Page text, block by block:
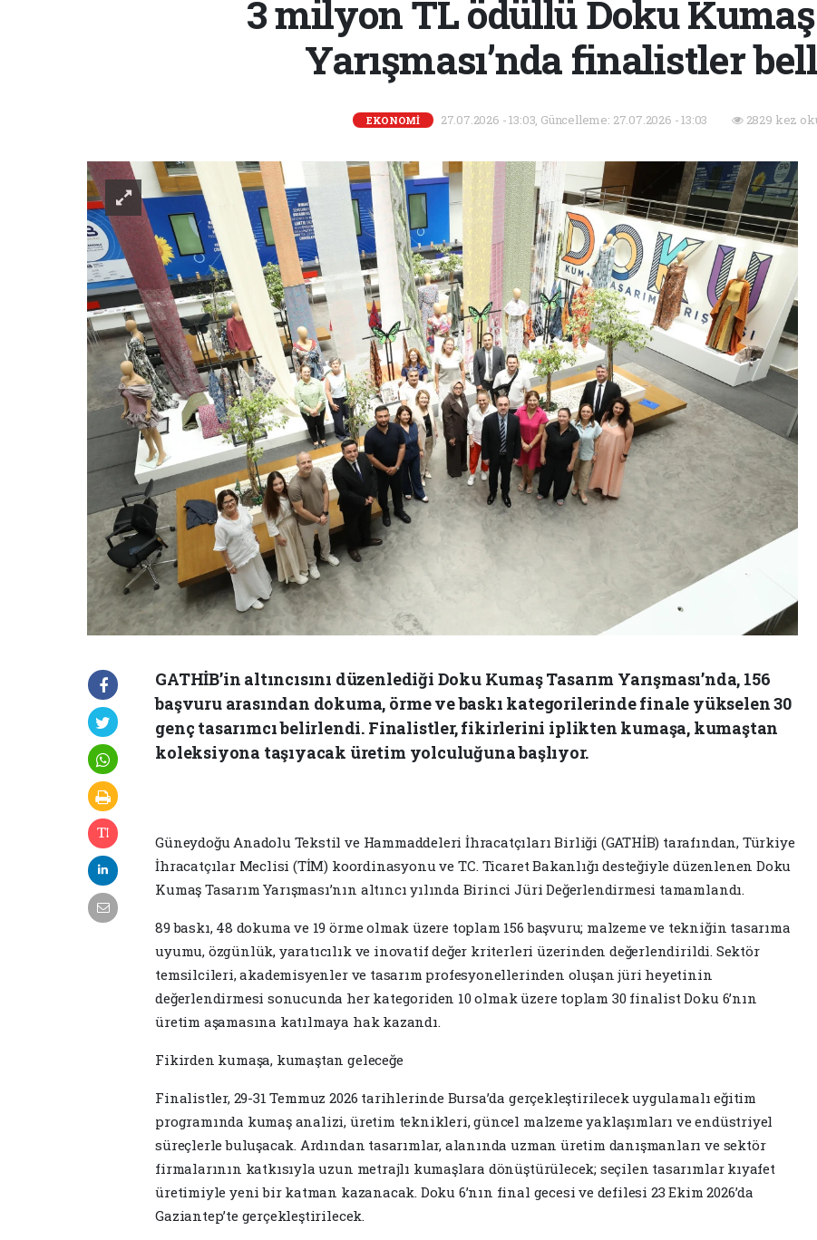
3 milyon TL ödüllü Doku
Yarışması’nda finalistler
EKONOMİ 27.07.2026 - 13:03, Güncelleme: 27.07.2026 - 13:03 2829 kez
GATHİB’in altıncısını düzenlediği Doku Kumaş Tasarım Yarışması’nda, 156
başvuru arasından dokuma, örme ve baskı kategorilerinde finale yükselen 30
genç tasarımcı belirlendi. Finalistler, fikirlerini iplikten kumaşa, kumaştan
koleksiyona taşıyacak üretim yolculuğuna başlıyor.
Güneydoğu Anadolu Tekstil ve Hammaddeleri İhracatçıları Birliği (GATHİB) tarafından, Türkiye
İhracatçılar Meclisi (TİM) koordinasyonu ve T.C. Ticaret Bakanlığı desteğiyle düzenlenen Doku
Kumaş Tasarım Yarışması’nın altıncı yılında Birinci Jüri Değerlendirmesi tamamlandı.
89 baskı, 48 dokuma ve 19 örme olmak üzere toplam 156 başvuru; malzeme ve tekniğin tasarıma
uyumu, özgünlük, yaratıcılık ve inovatif değer kriterleri üzerinden değerlendirildi. Sektör
temsilcileri, akademisyenler ve tasarım profesyonellerinden oluşan jüri heyetinin
değerlendirmesi sonucunda her kategoriden 10 olmak üzere toplam 30 finalist Doku 6’nın
üretim aşamasına katılmaya hak kazandı.
Fikirden kumaşa, kumaştan geleceğe
Finalistler, 29-31 Temmuz 2026 tarihlerinde Bursa’da gerçekleştirilecek uygulamalı eğitim
programında kumaş analizi, üretim teknikleri, güncel malzeme yaklaşımları ve endüstriyel
süreçlerle buluşacak. Ardından tasarımlar, alanında uzman üretim danışmanları ve sektör
firmalarının katkısıyla uzun metrajlı kumaşlara dönüştürülecek; seçilen tasarımlar kıyafet
üretimiyle yeni bir katman kazanacak. Doku 6’nın final gecesi ve defilesi 23 Ekim 2026’da
Gaziantep’te gerçekleştirilecek.